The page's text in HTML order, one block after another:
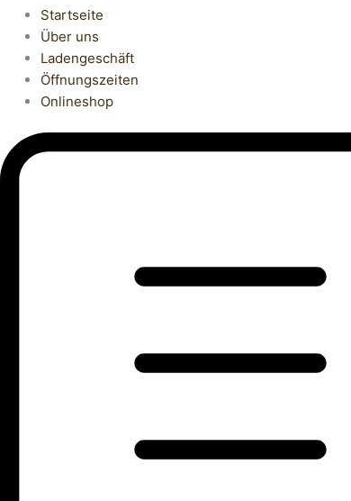
Startseite
Über uns
Ladengeschäft
Öffnungszeiten
Onlineshop